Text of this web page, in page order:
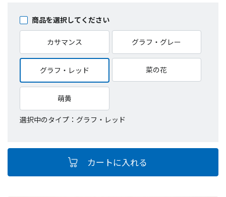
商品を選択してください
カサマンス グラフ・グレー
グラフ・レッド 菜の花
萌黄
選択中のタイプ：グラフ・レッド